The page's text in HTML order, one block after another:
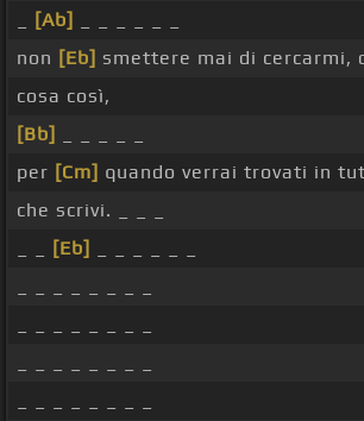
[Ab]
non [Eb] smettere mai di cercarmi,
cosa così,
[Bb]
per [Cm] quando verrai trovati in
che scrivi. _ _ _
[Eb]